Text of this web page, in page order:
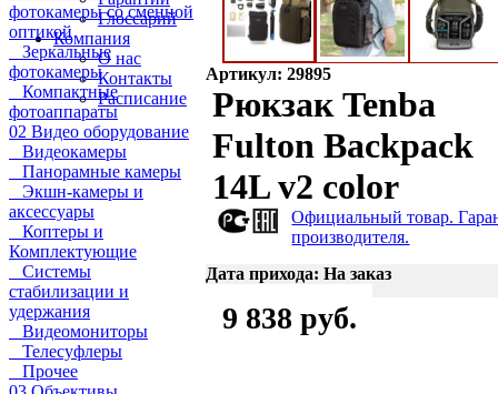
Глоссарий
Компания
О нас
Контакты
Расписание
фотокамеры со сменной
оптикой
Зеркальные
фотокамеры
Компактные
фотоаппараты
02 Видео оборудование
Видеокамеры
Панорамные камеры
Экшн-камеры и
аксессуары
Коптеры и
Комплектующие
Системы
стабилизации и
удержания
Видеомониторы
Телесуфлеры
Прочее
Артикул: 29895
Рюкзак Tenba
Fulton Backpack
14L v2 color
Официальный товар.
производителя.
Дата прихода: На заказ
9 838 руб.